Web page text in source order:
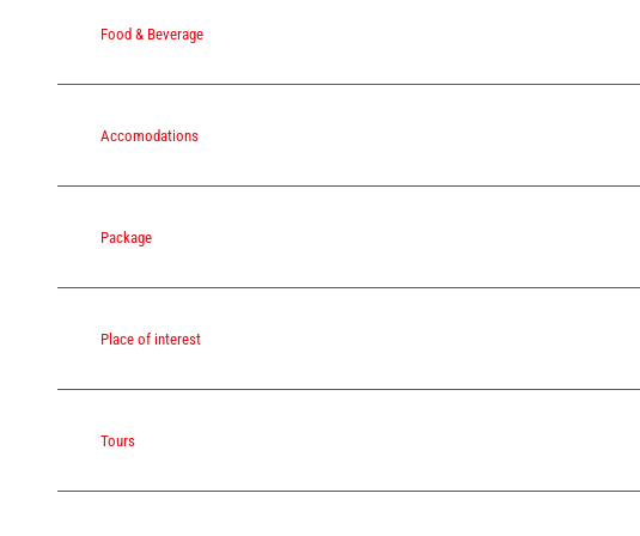
Food & Beverage
Accomodations
Package
Place of interest
Tours